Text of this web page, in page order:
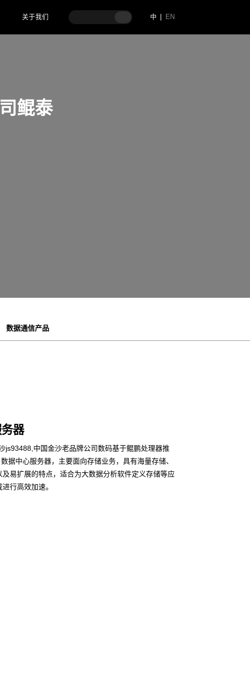
关于我们 中 EN
鲲泰
数据通信产品
器
js93488,中国金沙老品牌公司数码基于鲲鹏处理器推
据中心服务器，主要面向存储业务，具有海量存储、
及易扩展的特点，适合为大数据分析软件定义存储等应
行高效加速。